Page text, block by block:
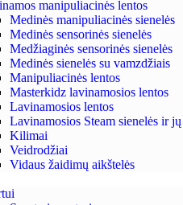
manipuliacinės lentos
Medinės manipuliacinės sienelės
Medinės sensorinės sienelės
Medžiaginės sensorinės sienelės
Medinės sienelės su vamzdžiais
Manipuliacinės lentos
Masterkidz lavinamosios lentos
Lavinamosios lentos
Lavinamosios Steam sienelės ir
Kilimai
Veidrodžiai
Vidaus žaidimų aikštelės